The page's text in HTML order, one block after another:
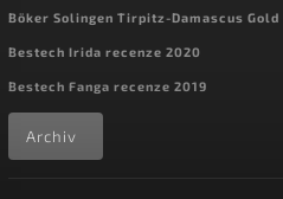
Böker Solingen Tirpitz-Damascus Gold
Bestech Irida recenze 2020
Bestech Fanga recenze 2019
Archiv